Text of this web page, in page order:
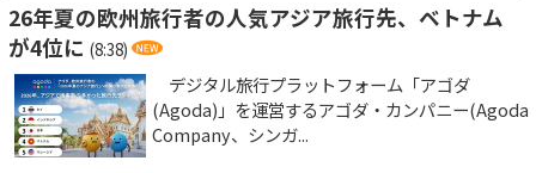
26年夏の欧州旅行者の人気アジア旅行先、ベトナム
が4位に (8:38)
デジタル旅行プラットフォーム「アゴダ
(Agoda)」を運営するアゴダ・カンパニー(Agoda
Company、シンガ...